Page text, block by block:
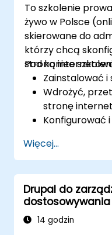
To szkolenie
żywo w Polsce
skierowane do
którzy chcą
stroną
Pod koniec
Zainstalować i
Wdrożyć,
stronę
Konfigurować
11.
internetowej
Wykonywać
zapasowe.
Wdrażać
Więcej...
Drupal do
14 godzin